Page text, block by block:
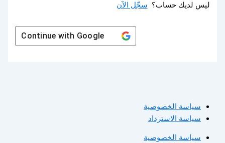
ليس لديك حساب؟ سجّل الآن
Continue withGoogle
سياسة الخصوصية
سياسة الاسترداد
سياسة الخصوصية